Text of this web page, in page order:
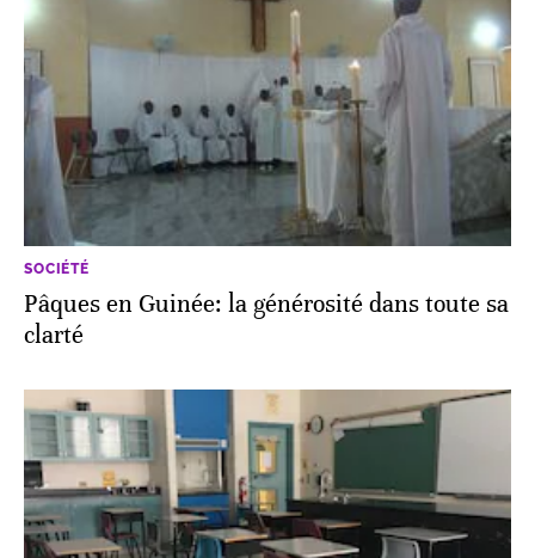
SOCIÉTÉ
Pâques en Guinée: la générosité dans toute sa
clarté